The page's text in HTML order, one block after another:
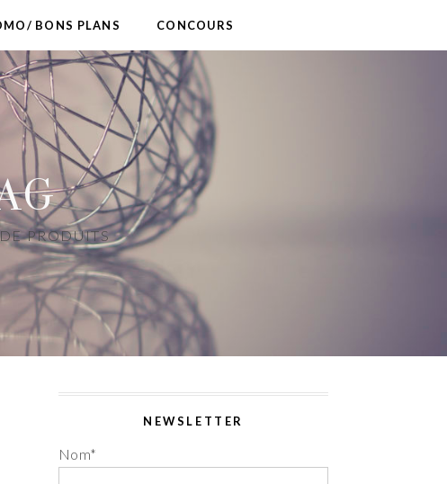
BONS PLANS CONCOURS
PRODUITS
NEWSLETTER
Nom*